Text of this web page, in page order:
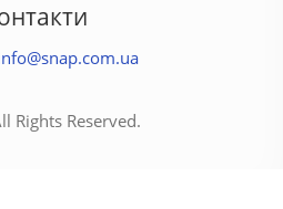
Rights Reserved.